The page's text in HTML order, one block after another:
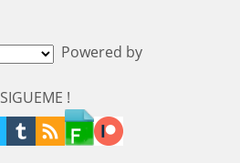
Powered by
SIGUEME !